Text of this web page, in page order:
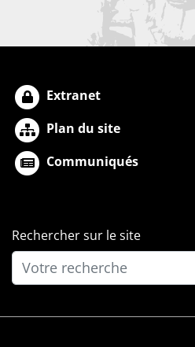
Extranet
Plan du site
Communiqués
Rechercher sur le site